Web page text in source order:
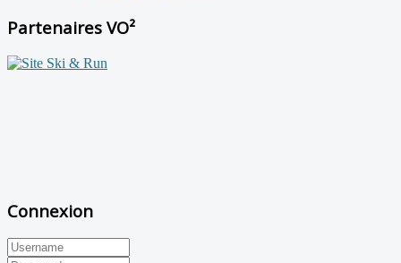
Partenaires VO²
Connexion